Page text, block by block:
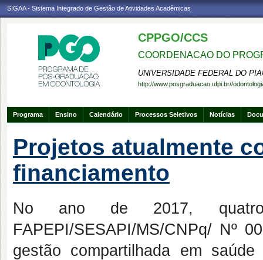
SIGAA - Sistema Integrado de Gestão de Atividades Acadêmicas
CPPGO/CCS
COORDENACAO DO
UNIVERSIDADE FEDERAL DO
http://www.posgraduacao.ufpi.br//
Programa Ensino Calendário Processos Seletivos Notícias
Projetos atualmente
financiamento
No ano de 2017, quatro
FAPEPI/SESAPI/MS/CNPq/ Nº
gestão compartilhada em